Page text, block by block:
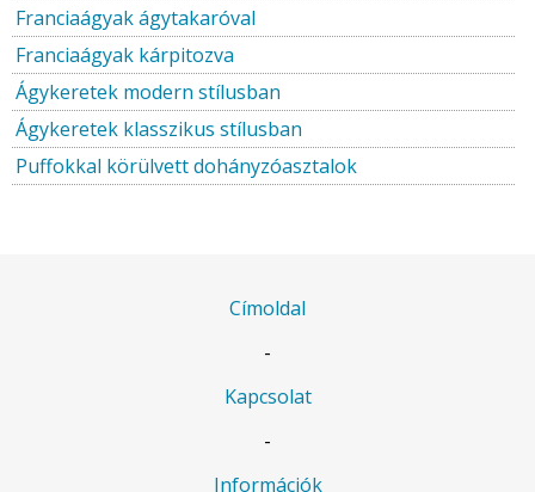
Franciaágyak ágytakaróval
Franciaágyak kárpitozva
Ágykeretek modern stílusban
Ágykeretek klasszikus stílusban
Puffokkal körülvett dohányzóasztalok
Címoldal
-
Kapcsolat
-
Információk